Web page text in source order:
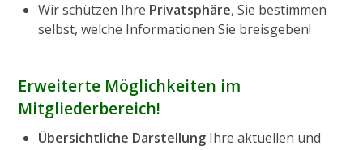
Wir schützen Ihre Privatsphäre, Sie bestimmen
selbst, welche Informationen Sie breisgeben!
Erweiterte Möglichkeiten im
Mitgliederbereich!
Übersichtliche Darstellung Ihre aktuellen und